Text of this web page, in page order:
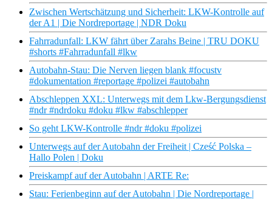
Zwischen Wertschätzung und Sicherheit: LKW-Kontrolle auf
der A1 | Die Nordreportage | NDR Doku
Fahrradunfall: LKW fährt über Zarahs Beine | TRU DOKU
#shorts #Fahrradunfall #lkw
Autobahn-Stau: Die Nerven liegen blank #focustv
#dokumentation #reportage #polizei #autobahn
Abschleppen XXL: Unterwegs mit dem Lkw-Bergungsdienst
#ndr #ndrdoku #doku #lkw #abschlepper
So geht LKW-Kontrolle #ndr #doku #polizei
Unterwegs auf der Autobahn der Freiheit | Cześć Polska –
Hallo Polen | Doku
Preiskampf auf der Autobahn | ARTE Re:
Stau: Ferienbeginn auf der Autobahn | Die Nordreportage |